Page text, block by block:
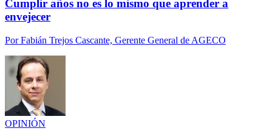
Cumplir años no es lo mismo que aprender a
envejecer
PorFabián Trejos Cascante, Gerente General de AGECO
OPINIÓN